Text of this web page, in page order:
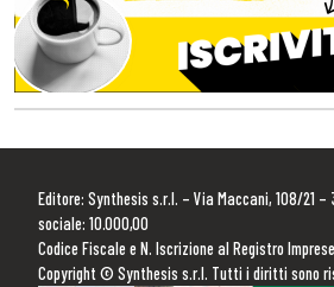
Editore: Synthesis s.r.l. – Via Maccani, 108/21 –
sociale: 10.000,00
Codice Fiscale e N. Iscrizione al Registro
Copyright © Synthesis s.r.l. Tutti i diritti sono